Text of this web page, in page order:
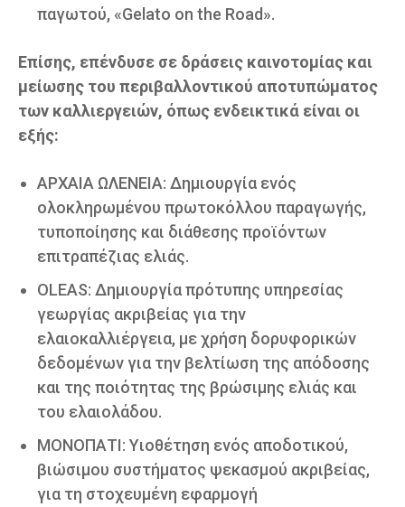
παγωτού, «Gelato on the Road».
Επίσης, επένδυσε σε δράσεις καινοτομίας και
μείωσης του περιβαλλοντικού αποτυπώματος
των καλλιεργειών, όπως ενδεικτικά είναι οι
εξής:
ΑΡΧΑΙΑ ΩΛΕΝΕΙΑ: Δημιουργία ενός
ολοκληρωμένου πρωτοκόλλου παραγωγής,
τυποποίησης και διάθεσης προϊόντων
επιτραπέζιας ελιάς.
OLEAS: Δημιουργία πρότυπης υπηρεσίας
γεωργίας ακριβείας για την
ελαιοκαλλιέργεια, με χρήση δορυφορικών
δεδομένων για την βελτίωση της απόδοσης
και της ποιότητας της βρώσιμης ελιάς και
του ελαιολάδου.
ΜΟΝΟΠΑΤΙ: Υιοθέτηση ενός αποδοτικού,
βιώσιμου συστήματος ψεκασμού ακριβείας,
για τη στοχευμένη εφαρμογή